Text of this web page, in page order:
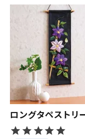
ロングタペストリ